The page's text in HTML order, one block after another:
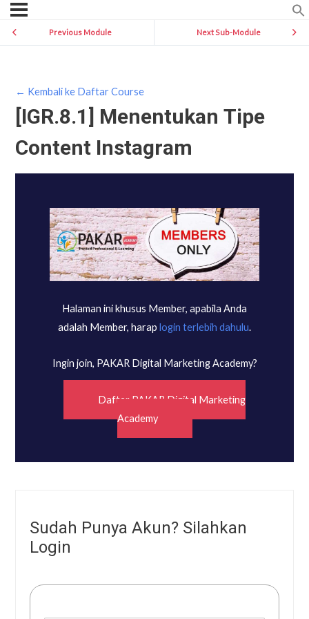
Previous Module Next Sub-Module
← Kembali ke Daftar Course
[IGR.8.1] Menentukan Tipe
Content Instagram
Halaman ini khusus Member, apabila Anda
adalah Member, harap login terlebih dahulu.
Ingin join, PAKAR Digital Marketing Academy?
Daftar PAKAR Digital Marketing
Academy
Sudah Punya Akun? Silahkan
Login